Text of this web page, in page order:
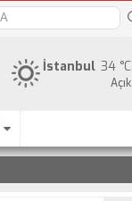
34 °C
İstanbul
Açık